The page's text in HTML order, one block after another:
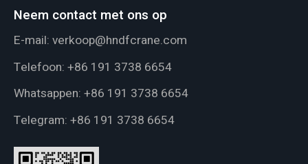
Neem contact met ons op
E-mail: verkoop@hndfcrane.com
Telefoon: +86 191 3738 6654
Whatsappen: +86 191 3738 6654
Telegram: +86 191 3738 6654